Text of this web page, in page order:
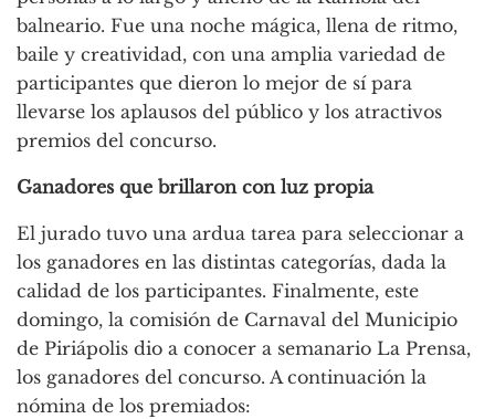
balneario. Fue una noche mágica, llena de ritmo,
baile y creatividad, con una amplia variedad de
participantes que dieron lo mejor de sí para
llevarse los aplausos del público y los atractivos
premios del concurso.
Ganadores que brillaron con luz propia
El jurado tuvo una ardua tarea para seleccionar a
los ganadores en las distintas categorías, dada la
calidad de los participantes. Finalmente, este
domingo, la comisión de Carnaval del Municipio
de Piriápolis dio a conocer a semanario La Prensa,
los ganadores del concurso. A continuación la
nómina de los premiados: